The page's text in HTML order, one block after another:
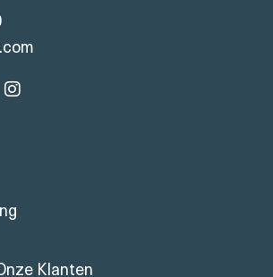
Klanten